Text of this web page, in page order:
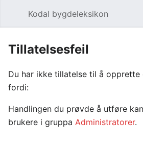
Kodal bygdeleksikon
Tillatelsesfeil
Du har ikke tillatelse til å opprette
fordi:
Handlingen du prøvde å utføre
brukere i gruppa Administratorer.